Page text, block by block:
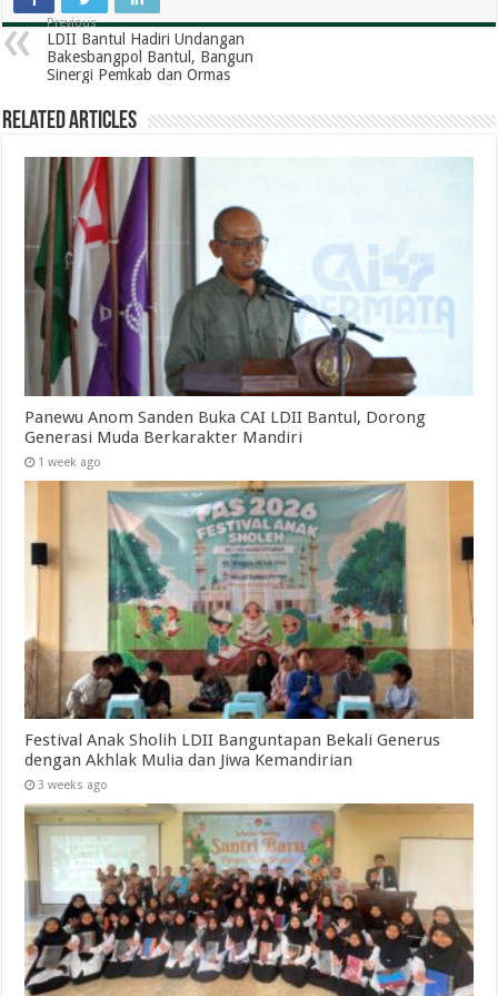
Previous
LDII Bantul Hadiri Undangan
Bakesbangpol Bantul, Bangun
Sinergi Pemkab dan Ormas
Related Articles
Panewu Anom Sanden Buka CAI LDII Bantul, Dorong
Generasi Muda Berkarakter Mandiri
1 week ago
Festival Anak Sholih LDII Banguntapan Bekali Generus
dengan Akhlak Mulia dan Jiwa Kemandirian
3 weeks ago